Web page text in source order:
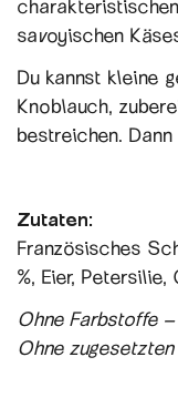
savoyischen
Du kannst kleine
Knoblauch,
bestreichen.
Zutaten:
Französisches
%, Eier,
Ohne Farbstoffe
Ohne